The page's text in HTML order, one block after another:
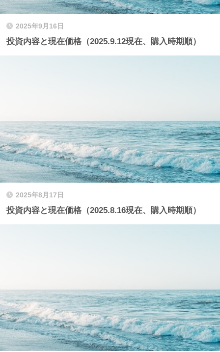
2025年9月16日
投資内容と現在価格（2025.9.12現在、購入時期順）
2025年8月17日
投資内容と現在価格（2025.8.16現在、購入時期順）